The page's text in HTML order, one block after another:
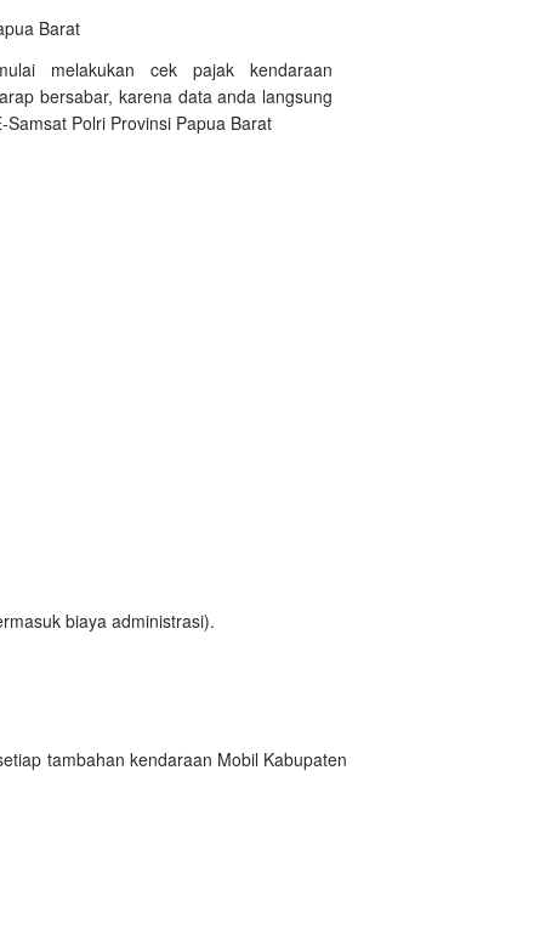
Barat
melakukan cek pajak kendaraan
bersabar, karena data anda langsung
Polri Provinsi Papua Barat
biaya administrasi).
tambahan kendaraan Mobil Kabupaten